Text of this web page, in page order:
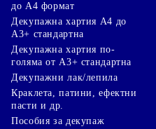
до А4 формат
Декупажна хартия А4 до
А3+ стандартна
Декупажна хартия по-
голяма от А3+ стандартна
Декупажни лак/лепила
Краклета, патини, ефектни
пасти и др.
Пособия за декупаж